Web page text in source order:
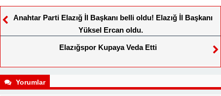
Anahtar Parti Elazığ İl Başkanı belli oldu! Elazığ İl Başkanı
Yüksel Ercan oldu.
Elazığspor Kupaya Veda Etti
Yorumlar